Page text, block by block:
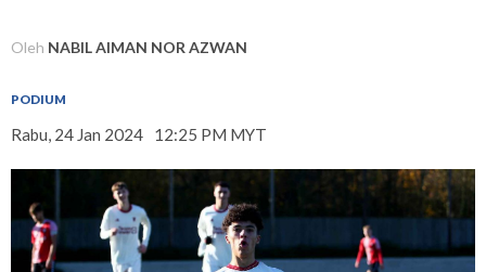
Oleh NABIL AIMAN NOR AZWAN
PODIUM
Rabu, 24 Jan 2024 12:25 PM MYT